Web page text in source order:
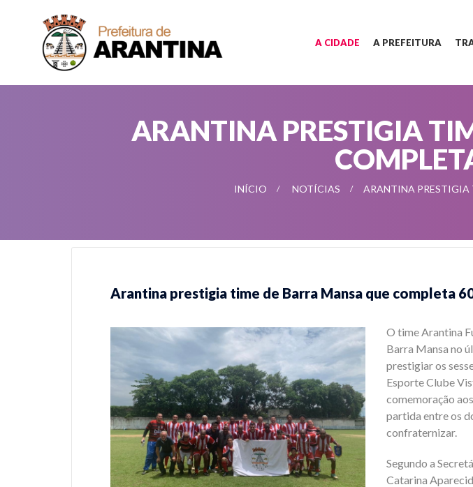
A CIDADE A PREFEITURA
ARANTINA PRESTIGIA
INÍCIO NOTÍCIAS ARANTINA PRESTIGIA
Arantina prestigia time de Barra Mansa que completa
O time Arantina
Barra Mansa no
prestigiar os
Esporte Clube
comemoração
partida entre os
confraternizar.
Segundo a
Catarina